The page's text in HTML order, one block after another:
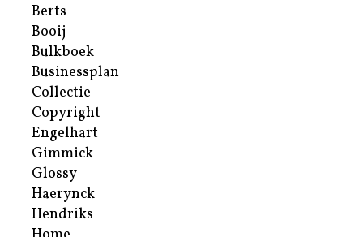
Berts
Booij
Bulkboek
Businessplan
Collectie
Copyright
Engelhart
Gimmick
Glossy
Haerynck
Hendriks